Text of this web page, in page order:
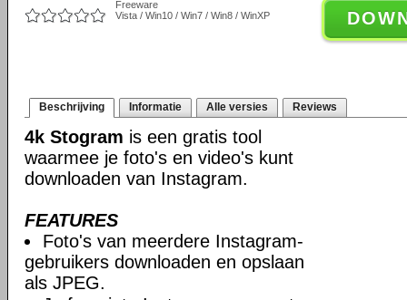
Freeware
Vista / Win10 / Win7 / Win8 / WinXP
Beschrijving Informatie Alle versies Reviews
4k Stogram is een gratis tool
waarmee je foto's en video's kunt
downloaden van Instagram.
FEATURES
Foto's van meerdere Instagram-
gebruikers downloaden en opslaan
als JPEG.